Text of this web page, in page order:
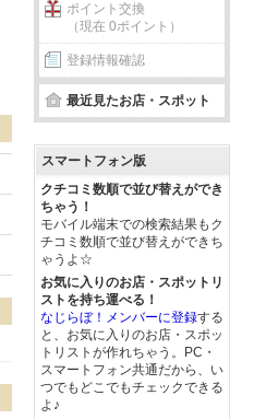
ポイント交換
（現在 0ポイント）
登録情報確認
最近見たお店・スポット
スマートフォン版
クチコミ数順で並び替えができ
ちゃう！
モバイル端末での検索結果もク
チコミ数順で並び替えができち
ゃうよ☆
お気に入りのお店・スポットリ
ストを持ち運べる！
なじらぼ！メンバーに登録する
と、お気に入りのお店・スポッ
トリストが作れちゃう。PC・
スマートフォン共通だから、い
つでもどこでもチェックできる
よ♪